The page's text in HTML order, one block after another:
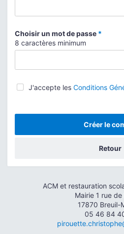
Choisir un mot de passe *
8 caractères minimum
J'accepte les Conditions
Créer le
Retour
ACM et restauration
Mairie 1 rue
17870 Breuil-
05 46 84